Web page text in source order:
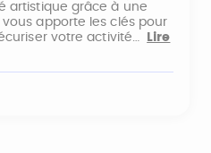
artistique grâce à une
apporte les clés pour
votre activité…
Lire